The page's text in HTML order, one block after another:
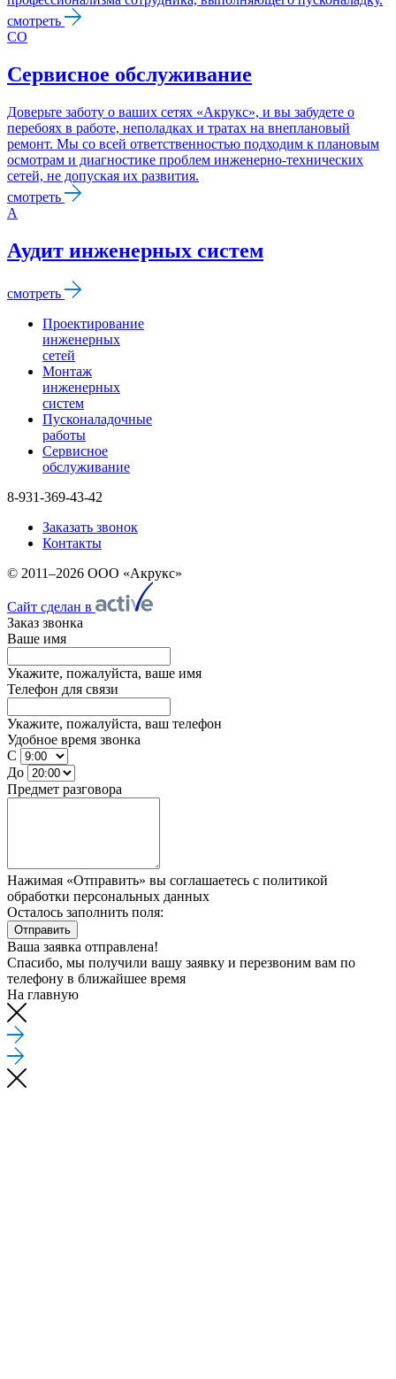
смотреть
CО
Сервисное обслуживание
Доверьте заботу о ваших сетях «Акрукс», и вы забудете о
перебоях в работе, неполадках и тратах на внеплановый
ремонт. Мы со всей ответственностью подходим к плановым
осмотрам и диагностике проблем инженерно-технических
сетей, не допуская их развития.
смотреть
А
Аудит инженерных систем
смотреть
Проектирование
инженерных
сетей
Монтаж
инженерных
систем
Пусконаладочные
работы
Сервисное
обслуживание
8-931-369-43-42
Заказать звонок
Контакты
© 2011–2026 ООО «Акрукс»
Сайт сделан в
Заказ звонка
Ваше имя
Укажите, пожалуйста, ваше имя
Телефон для связи
Укажите, пожалуйста, ваш телефон
Удобное время звонка
С
До
Предмет разговора
Нажимая «Отправить» вы соглашаетесь с политикой
обработки персональных данных
Осталось заполнить поля:
Отправить
Ваша заявка отправлена!
Спасибо, мы получили вашу заявку и перезвоним вам по
телефону в ближайшее время
На главную